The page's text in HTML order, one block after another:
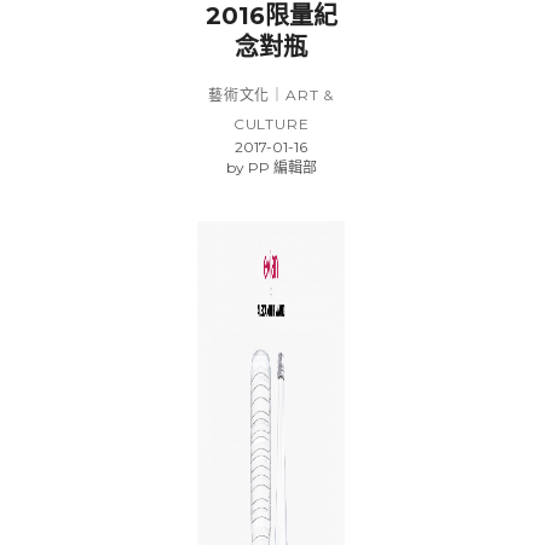
2016限量紀
念對瓶
藝術文化｜ART &
CULTURE
2017-01-16
byPP 編輯部